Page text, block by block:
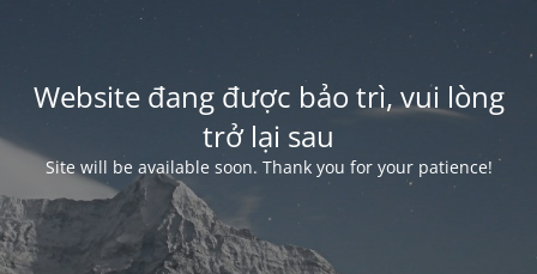
Website đang được bảo trì, vui lòng
trở lại sau
Site will be available soon. Thank you for your patience!